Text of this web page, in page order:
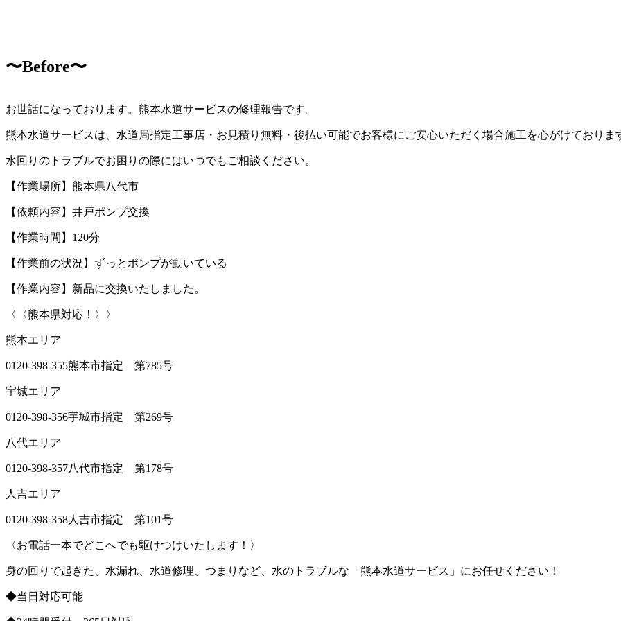
〜Before〜
お世話になっております。熊本水道サービスの修理報告です。
熊本水道サービスは、水道局指定工事店・お見積り無料・後払い可能でお客様にご安心いただく場合施工を心がけておりま
水回りのトラブルでお困りの際にはいつでもご相談ください。
【作業場所】熊本県八代市
【依頼内容】井戸ポンプ交換
【作業時間】120分
【作業前の状況】ずっとポンプが動いている
【作業内容】新品に交換いたしました。
〈〈熊本県対応！〉〉
熊本エリア
0120-398-355熊本市指定 第785号
宇城エリア
0120-398-356宇城市指定 第269号
八代エリア
0120-398-357八代市指定 第178号
人吉エリア
0120-398-358人吉市指定 第101号
〈お電話一本でどこへでも駆けつけいたします！〉
身の回りで起きた、水漏れ、水道修理、つまりなど、水のトラブルな「熊本水道サービス」にお任せください！
◆当日対応可能